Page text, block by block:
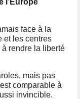
face à la
et les centres
rendre la liberté
mais pas
comparable à
invincible.